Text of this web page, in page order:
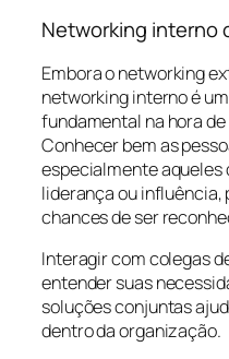
Networking interno
Embora o networking
networking interno é
fundamental na hora
Conhecer bem as
especialmente aqueles
liderança ou influência,
chances de ser
Interagir com colegas
entender suas
soluções conjuntas
dentro da organização.